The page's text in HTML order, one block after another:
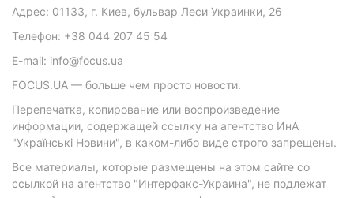
Адрес: 01133, г. Киев, бульвар Леси Украинки, 26
Телефон: +38 044 207 45 54
E-mail: info@focus.ua
FOCUS.UA — больше чем просто новости.
Перепечатка, копирование или воспроизведение
информации, содержащей ссылку на агентство ИнА
"Українські Новини", в каком-либо виде строго запрещены.
Все материалы, которые размещены на этом сайте со
ссылкой на агентство "Интерфакс-Украина", не подлежат